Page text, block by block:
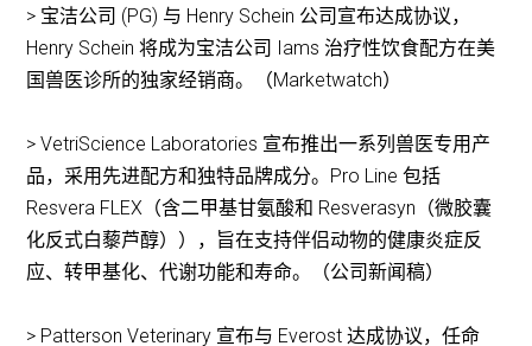
> 宝洁公司 (PG) 与 Henry Schein 公司宣布达成协议，
Henry Schein 将成为宝洁公司 Iams 治疗性饮食配方在美
国兽医诊所的独家经销商。（Marketwatch）
> VetriScience Laboratories 宣布推出一系列兽医专用产
品，采用先进配方和独特品牌成分。Pro Line 包括
Resvera FLEX（含二甲基甘氨酸和 Resverasyn（微胶囊
化反式白藜芦醇）），旨在支持伴侣动物的健康炎症反
应、转甲基化、代谢功能和寿命。（公司新闻稿）
> Patterson Veterinary 宣布与 Everost 达成协议，任命